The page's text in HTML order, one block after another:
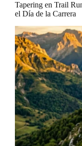
Tapering en Trail
el Día de la Carrera